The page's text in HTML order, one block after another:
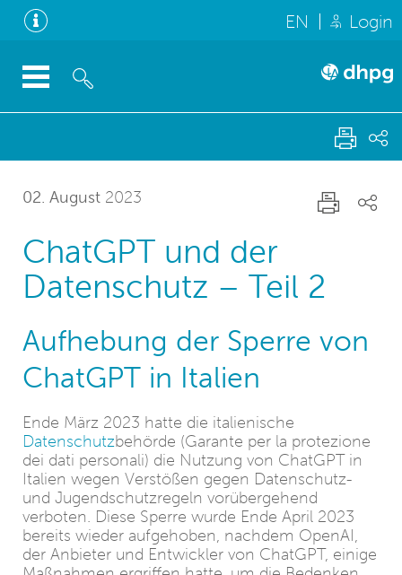
EN Login
02. August 2023
ChatGPT und der
Datenschutz – Teil 2
Aufhebung der Sperre von
ChatGPT in Italien
Ende März 2023 hatte die italienische
Datenschutzbehörde (Garante per la protezione
dei dati personali) die Nutzung von ChatGPT in
Italien wegen Verstößen gegen Datenschutz-
und Jugendschutzregeln vorübergehend
verboten. Diese Sperre wurde Ende April 2023
bereits wieder aufgehoben, nachdem OpenAI,
der Anbieter und Entwickler von ChatGPT, einige